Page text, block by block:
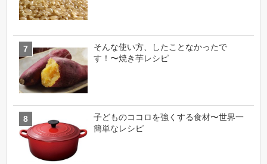
そんな使い方、したことなかったで
す！〜焼き芋レシピ
子どものココロを強くする食材〜世界一
簡単なレシピ